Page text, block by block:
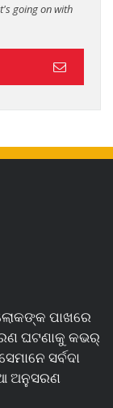
going on with
ପାଖରେ
ଘଟଣାକୁ କଭର୍
ସର୍ବଦା
ଅନୁସରଣ